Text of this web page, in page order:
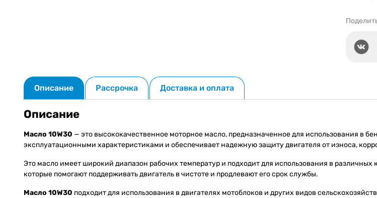
Описание Рассрочка Доставка и оплата
Описание
Масло 10W30 — это высококачественное моторное масло, предназначенное для использования в
эксплуатационными характеристиками и обеспечивает надежную защиту двигателя от износа,
Это масло имеет широкий диапазон рабочих температур и подходит для использования в
которые помогают поддерживать двигатель в чистоте и продлевают его срок службы.
Масло 10W30 подходит для использования в двигателях мотоблоков и других видов